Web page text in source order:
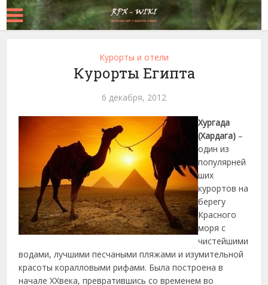
Курорты и отели
Курорты Египта
6 декабря, 2012
Хургада
(Хардага) –
один из
популярней
ших
курортов на
берегу
Красного
моря с
чистейшими
водами, лучшими песчаными пляжами и изумительной
красоты коралловыми рифами. Была построена в
начале XXвека, превратившись со временем во